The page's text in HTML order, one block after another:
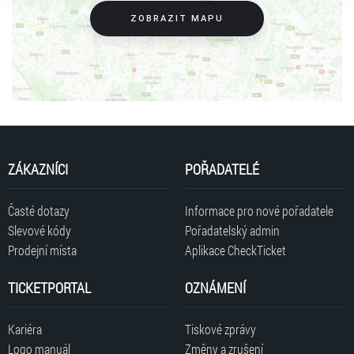
ZOBRAZIT MAPU
ZÁKAZNÍCI
Časté dotazy
Slevové kódy
Prodejní místa
POŘADATELÉ
Informace pro nové pořadatele
Pořadatelský admin
Aplikace CheckTicket
TICKETPORTAL
Kariéra
Logo manuál
OZNÁMENÍ
Tiskové zprávy
Změny a zrušení